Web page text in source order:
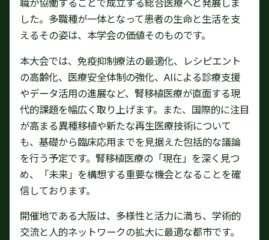
した。多職種が一体となって患者の生命と生活を支
えるその姿は、本学会の価値そのものです。
本大会では、免疫抑制療法の最適化、レシピエント
の高齢化、医療安全体制の強化、AIによる診療支援
やデータ活用の進展など、腎移植医療が直面する現
代的課題を幅広く取り上げます。また、国際的に注目
が高まる異種移植や新たな再生医療技術について
も、基礎から臨床応用までを見据えた包括的な議論
を行う予定です。腎移植医療の「現在」を深く見つ
め、「未来」を構想する重要な機会となることを確
信しております。
開催地である大阪は、多様性と活力に満ち、学術的
交流と人的ネットワークの拡大に最適な都市です。